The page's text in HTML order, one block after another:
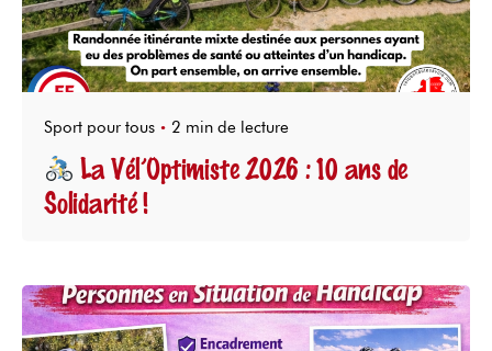
Sport pour tous 2 min de lecture
La Vél’Optimiste 2026 : 10 ans de
Solidarité !